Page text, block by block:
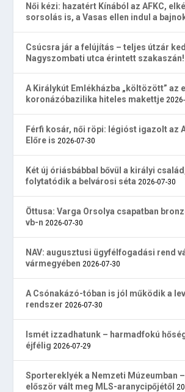
Női kézi: hazatért Kínából az AFKC,
sorsolás is, a Vasas ellen indul a
Csúcsra jár a felújítás – teljes útzár
Nagyszombati utca érintett szakaszán!
A Királykút Emlékházba „költözött” az
koronázóbazilika hiteles makettje
Férfi kosár, női röpi: légióst igazolt az
Előre is 2026-07-30
Két új óriásbábbal bővül a királyi
folytatódik a belvárosi séta 2026-07-30
Öttusa: Varga Orsolya csapatban
vb-n 2026-07-30
NAV: augusztusi ügyfélfogadási rend
vármegyében 2026-07-30
A Csónakázó-tóban is jól működik a
rendszer 2026-07-30
Ismét izzadhatunk – harmadfokú
éjfélig 2026-07-29
Sportereklyék a Nemzeti Múzeumban
először vált meg MLS-aranycipőjétől